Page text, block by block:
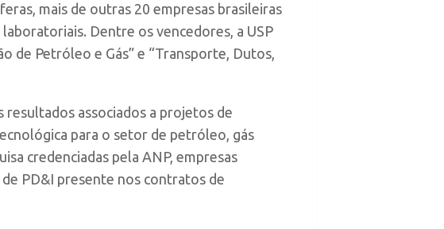
mais de outras 20 empresas brasileiras
Dentre os vencedores, a USP
de Petróleo e Gás” e “Transporte, Dutos,
associados a projetos de
para o setor de petróleo, gás
credenciadas pela ANP, empresas
PD&I presente nos contratos de